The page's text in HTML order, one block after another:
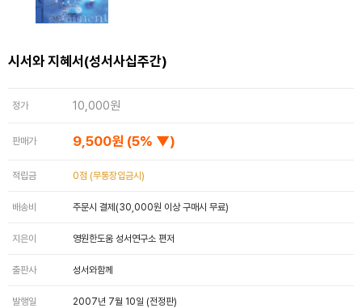
시서와 지혜서(성서사십주간)
정가 10,000원
판매가 9,500원 (5% ▼)
적립금 0점 (무통장입금시)
배송비 주문시 결제(30,000원 이상 구매시 무료)
지은이 영원한도움 성서연구소 편저
출판사 성서와함께
발행일 2007년 7월 10일 (전정판)